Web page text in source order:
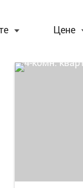
Цене